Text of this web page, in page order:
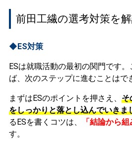
前田工繊の選考対策を解
◆ES対策
ESは就職活動の最初の関門です
ば、次のステップに進むことはで
まずはESのポイントを押さえ、 そ
をしっかりと落とし込んでいきま
るESを書くコツは、
「結論から
す。